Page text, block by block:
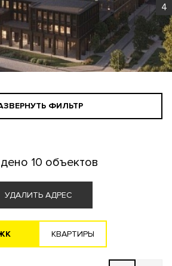
4
ФИЛЬТР
10 объектов
УДАЛИТЬ АДРЕС
KВАРТИРЫ